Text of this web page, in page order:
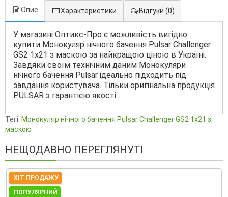
Опис Характеристики Відгуки (0)
У магазині Оптикс-Про є можливість вигідно
купити Монокуляр нічного бачення Pulsar Challenger
GS2 1x21 з маскою за найкращою ціною в Україні.
Завдяки своїм технічним даним Монокуляри
нічного бачення Pulsar ідеально підходить під
завдання користувача. Тільки оригінальна продукція
PULSAR з гарантією якості.
Тегі: Монокуляр нічного бачення Pulsar Challenger GS2 1x21 з
маскою
НЕЩОДАВНО ПЕРЕГЛЯНУТІ
ХІТ ПРОДАЖУ
ПОПУЛЯРНИЙ